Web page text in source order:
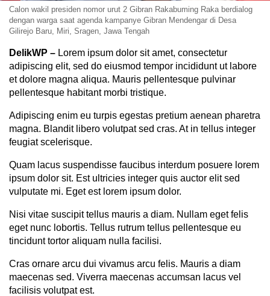
Calon wakil presiden nomor urut 2 Gibran Rakabuming Raka berdialog
dengan warga saat agenda kampanye Gibran Mendengar di Desa
Gilirejo Baru, Miri, Sragen, Jawa Tengah
DelikWP – Lorem ipsum dolor sit amet, consectetur
adipiscing elit, sed do eiusmod tempor incididunt ut labore
et dolore magna aliqua. Mauris pellentesque pulvinar
pellentesque habitant morbi tristique.
Adipiscing enim eu turpis egestas pretium aenean pharetra
magna. Blandit libero volutpat sed cras. At in tellus integer
feugiat scelerisque.
Quam lacus suspendisse faucibus interdum posuere lorem
ipsum dolor sit. Est ultricies integer quis auctor elit sed
vulputate mi. Eget est lorem ipsum dolor.
Nisi vitae suscipit tellus mauris a diam. Nullam eget felis
eget nunc lobortis. Tellus rutrum tellus pellentesque eu
tincidunt tortor aliquam nulla facilisi.
Cras ornare arcu dui vivamus arcu felis. Mauris a diam
maecenas sed. Viverra maecenas accumsan lacus vel
facilisis volutpat est.